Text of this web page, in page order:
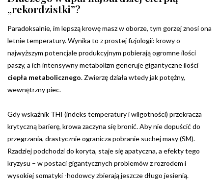
„rekordzistki”?
Paradoksalnie, im lepszą krowę masz w oborze, tym gorzej znosi ona
letnie temperatury. Wynika to z prostej fizjologii: krowy o
najwyższym potencjale produkcyjnym pobierają ogromne ilości
paszy, a ich intensywny metabolizm generuje gigantyczne ilości
ciepła metabolicznego. Zwierzę działa wtedy jak potężny,
wewnętrzny piec.
Gdy wskaźnik THI (indeks temperatury i wilgotności) przekracza
krytyczną barierę, krowa zaczyna się bronić. Aby nie dopuścić do
przegrzania, drastycznie ogranicza pobranie suchej masy (SM).
Rzadziej podchodzi do koryta, staje się apatyczna, a efekty tego
kryzysu – w postaci gigantycznych problemów z rozrodem i
wysokiej somatyki -hodowcy zbierają jeszcze długo jesienią.